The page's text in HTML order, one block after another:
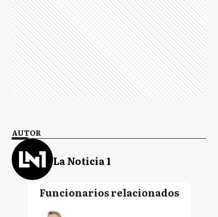
AUTOR
La Noticia 1
Funcionarios relacionados